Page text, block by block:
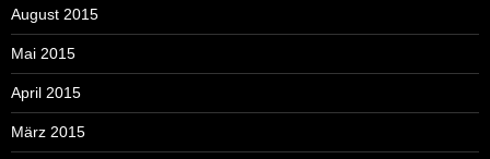
August 2015
Mai 2015
April 2015
März 2015